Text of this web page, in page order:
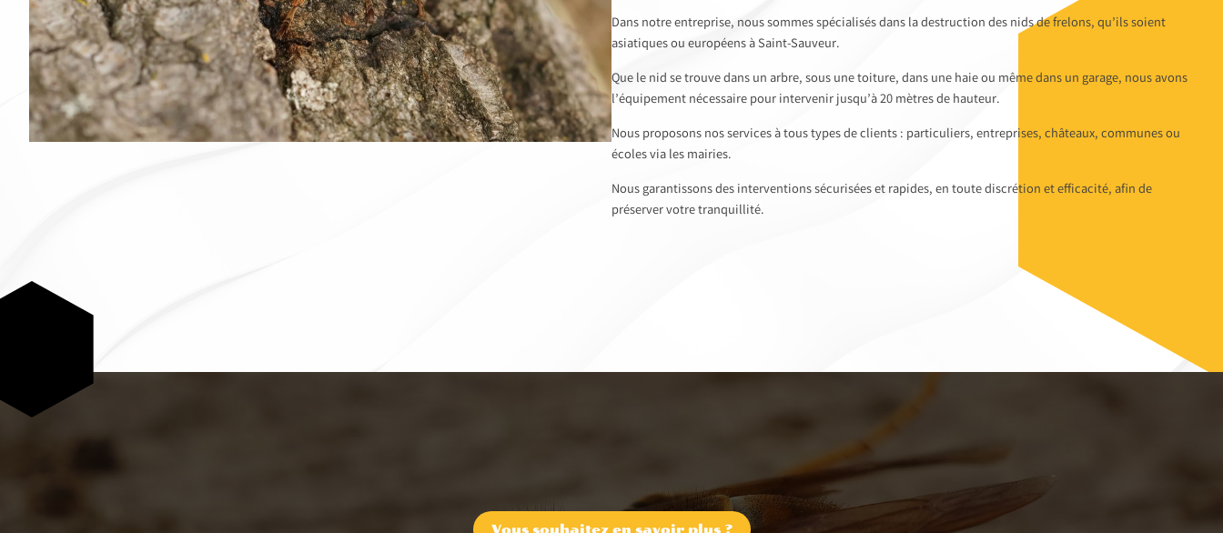
Dans notre entreprise, nous sommes spécialisés dans la destruction des nids de frelons, qu’ils soient
asiatiques ou européens à Saint-Sauveur.
Que le nid se trouve dans un arbre, sous une toiture, dans une haie ou même dans un garage, nous avons
l’équipement nécessaire pour intervenir jusqu’à 20 mètres de hauteur.
Nous proposons nos services à tous types de clients : particuliers, entreprises, châteaux, communes ou
écoles via les mairies.
Nous garantissons des interventions sécurisées et rapides, en toute discrétion et efficacité, afin de
préserver votre tranquillité.